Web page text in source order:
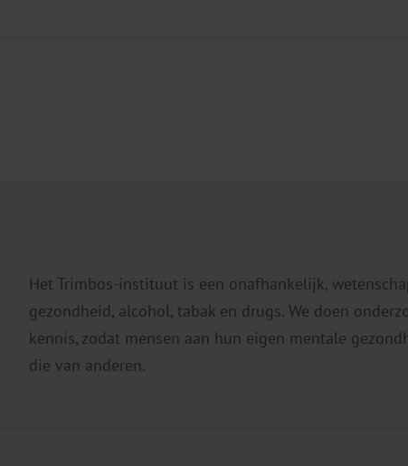
Het Trimbos-instituut is een onafhankelijk,
gezondheid, alcohol, tabak en drugs. We doen
kennis, zodat mensen aan hun eigen mentale
die van anderen.